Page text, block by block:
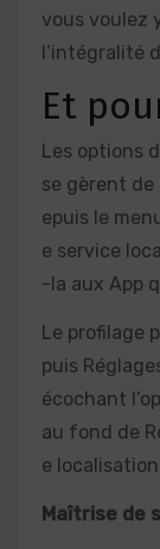
vous voulez
l’intégralité
Et
Les options
se gèrent
epuis le
e service
-la aux App
Le profilage
puis
écochant
au fond de
e
Maîtrise de